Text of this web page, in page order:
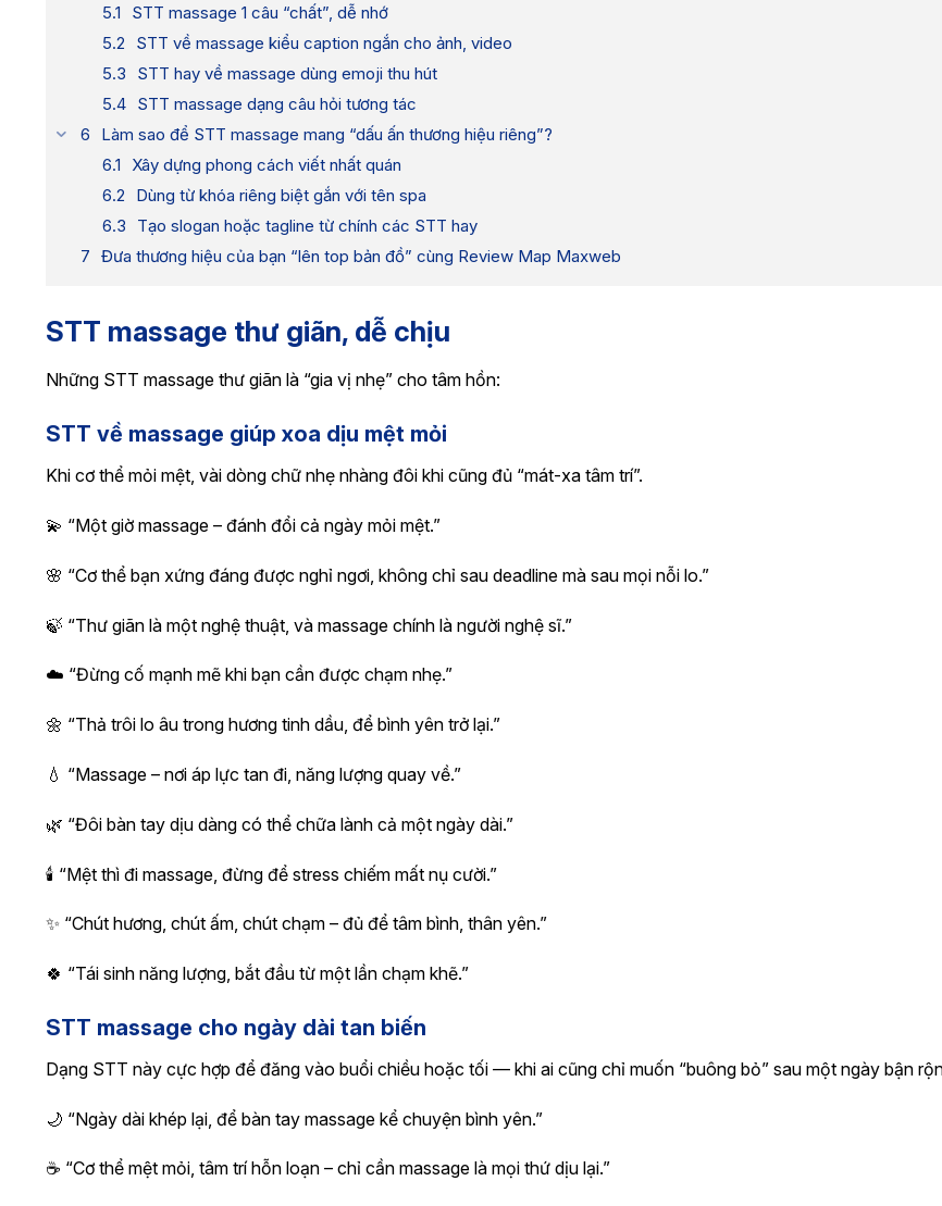
STT massage 1 câu “chất”, dễ nhớ
STT về massage kiểu caption ngắn cho ảnh, video
STT hay về massage dùng emoji thu hút
STT massage dạng câu hỏi tương tác
Làm sao để STT massage mang “dấu ấn thương hiệu riêng”?
Xây dựng phong cách viết nhất quán
Dùng từ khóa riêng biệt gắn với tên spa
Tạo slogan hoặc tagline từ chính các STT hay
Đưa thương hiệu của bạn “lên top bản đồ” cùng Review Map Maxweb
STT massage thư giãn, dễ chịu
Những STT massage thư giãn là “gia vị nhẹ” cho tâm hồn:
STT về massage giúp xoa dịu mệt mỏi
Khi cơ thể mỏi mệt, vài dòng chữ nhẹ nhàng đôi khi cũng đủ “mát-xa tâm trí”.
💫 “Một giờ massage – đánh đổi cả ngày mỏi mệt.”
🌸 “Cơ thể bạn xứng đáng được nghỉ ngơi, không chỉ sau deadline mà sau mọi nỗi lo.”
🍃 “Thư giãn là một nghệ thuật, và massage chính là người nghệ sĩ.”
☁️ “Đừng cố mạnh mẽ khi bạn cần được chạm nhẹ.”
🌼 “Thả trôi lo âu trong hương tinh dầu, để bình yên trở lại.”
💧 “Massage – nơi áp lực tan đi, năng lượng quay về.”
🌿 “Đôi bàn tay dịu dàng có thể chữa lành cả một ngày dài.”
🕯️ “Mệt thì đi massage, đừng để stress chiếm mất nụ cười.”
✨ “Chút hương, chút ấm, chút chạm – đủ để tâm bình, thân yên.”
🍀 “Tái sinh năng lượng, bắt đầu từ một lần chạm khẽ.”
STT massage cho ngày dài tan biến
Dạng STT này cực hợp để đăng vào buổi chiều hoặc tối — khi ai cũng chỉ muốn “buông bỏ” sau một ngày bận
🌙 “Ngày dài khép lại, để bàn tay massage kể chuyện bình yên.”
☕ “Cơ thể mệt mỏi, tâm trí hỗn loạn – chỉ cần massage là mọi thứ dịu lại.”